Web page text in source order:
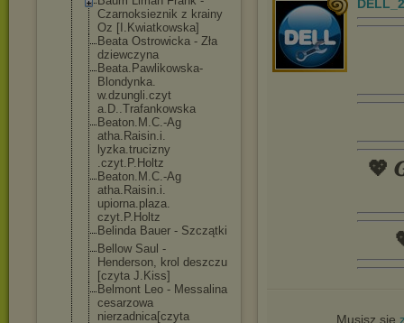
Czarnoksieznik z krainy
Oz [I.Kwiatkowska]
Beata Ostrowicka - Zła
dziewczyna
Beata.Pawlikowska-
Blondynka.
w.dzungli.czyt
a.D..Trafankowska
Beaton.M.C.-Ag
atha.Raisin.i.
lyzka.trucizny
.czyt.P.Holtz
Beaton.M.C.-Ag
atha.Raisin.i.
upiorna.plaza.
czyt.P.Holtz
Belinda Bauer - Szczątki
Bellow Saul -
Henderson, krol deszczu
[czyta J.Kiss]
Belmont Leo - Messalina
cesarzowa
nierzadnica[czyta
💖
Musisz się